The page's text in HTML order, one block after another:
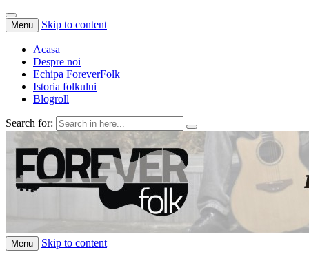
Menu Skip to content
Acasa
Despre noi
Echipa ForeverFolk
Istoria folkului
Blogroll
Search for:
ForeverFolk
Muzica sufletului tau
Menu Skip to content